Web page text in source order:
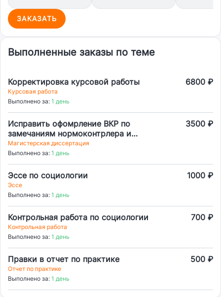
ЗАКАЗАТЬ
Выполненные заказы по теме
Корректировка курсовой работы 6800 ₽
Курсовая работа
Выполнено за: 1 день
Исправить офомрление ВКР по
замечаниям нормоконтрлера и
требованиям
3500 ₽
Магистерская диссертация
Выполнено за: 1 день
Эссе по социологии 1000 ₽
Эссе
Выполнено за: 1 день
Контрольная работа по социологии 700 ₽
Контрольная работа
Выполнено за: 1 день
Правки в отчет по практике 500 ₽
Отчет по практике
Выполнено за: 1 день